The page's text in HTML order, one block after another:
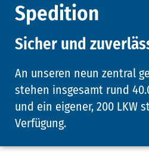
Spedition
Sicher und
An unseren neun zentral
stehen insgesamt rund
und ein eigener, 200 LKW
Verfügung.